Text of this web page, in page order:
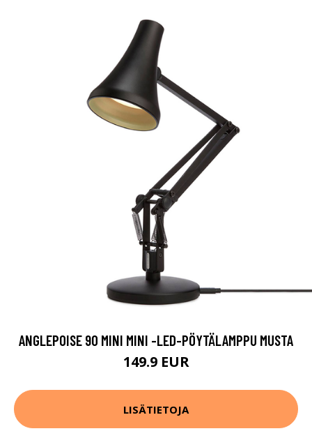
ANGLEPOISE 90 MINI MINI -LED-PÖYTÄLAMPPU MUSTA
149.9 EUR
LISÄTIETOJA